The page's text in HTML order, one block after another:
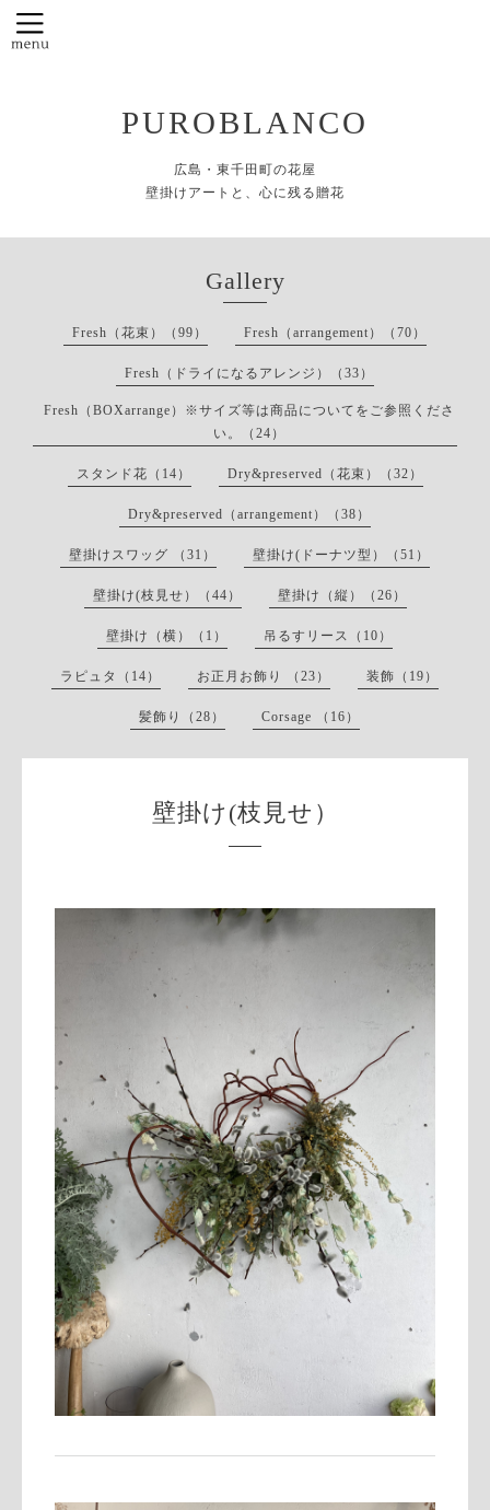
PUROBLANCO
広島・東千田町の花屋
壁掛けアートと、心に残る贈花
Gallery
Fresh（花束）（99） Fresh（arrangement）（70）
Fresh（ドライになるアレンジ）（33）
Fresh（BOXarrange）※サイズ等は商品についてをご参照くださ
い。（24）
スタンド花（14） Dry&preserved（花束）（32）
Dry&preserved（arrangement）（38）
壁掛けスワッグ （31） 壁掛け(ドーナツ型）（51）
壁掛け(枝見せ）（44） 壁掛け（縦）（26）
壁掛け（横）（1） 吊るすリース（10）
ラピュタ（14） お正月お飾り （23） 装飾（19）
髪飾り（28） Corsage （16）
壁掛け(枝見せ）